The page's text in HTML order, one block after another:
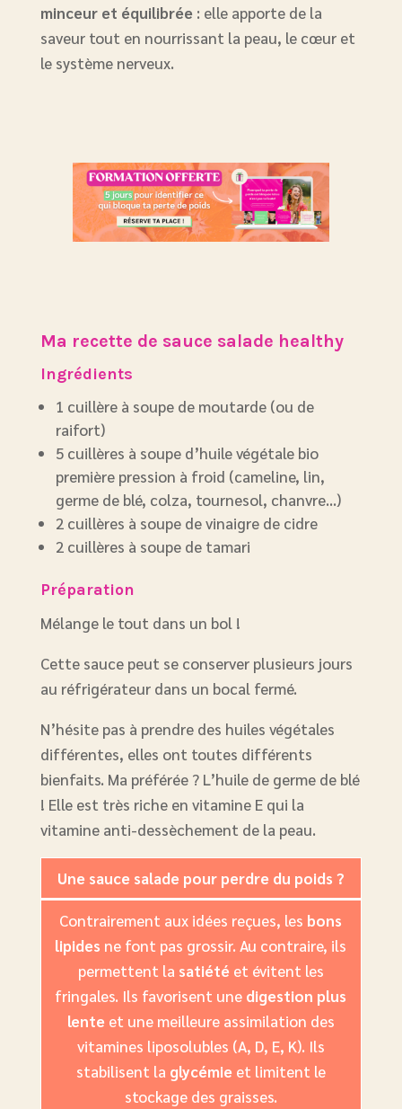
minceur et équilibrée : elle apporte de la
saveur tout en nourrissant la peau, le cœur et
le système nerveux.
Ma recette de sauce salade healthy
Ingrédients
1 cuillère à soupe de moutarde (ou de
raifort)
5 cuillères à soupe d’huile végétale bio
première pression à froid (cameline, lin,
germe de blé, colza, tournesol, chanvre…)
2 cuillères à soupe de vinaigre de cidre
2 cuillères à soupe de tamari
Préparation
Mélange le tout dans un bol !
Cette sauce peut se conserver plusieurs jours
au réfrigérateur dans un bocal fermé.
N’hésite pas à prendre des huiles végétales
différentes, elles ont toutes différents
bienfaits. Ma préférée ? L’huile de germe de blé
! Elle est très riche en vitamine E qui la
vitamine anti-dessèchement de la peau.
Une sauce salade pour perdre du poids ?
Contrairement aux idées reçues, les bons
lipides ne font pas grossir. Au contraire, ils
permettent la satiété et évitent les
fringales. Ils favorisent une digestion plus
lente et une meilleure assimilation des
vitamines liposolubles (A, D, E, K). Ils
stabilisent la glycémie et limitent le
stockage des graisses.